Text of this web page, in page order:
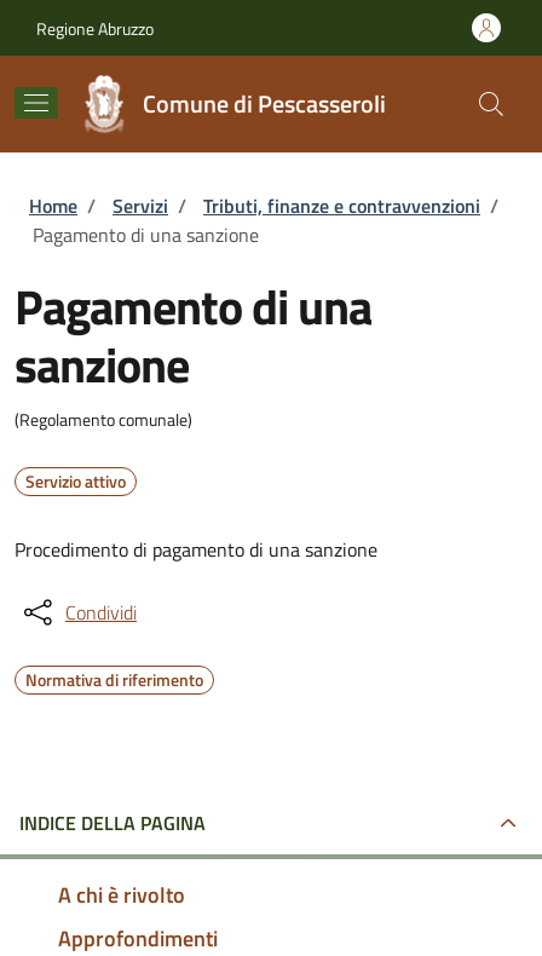
Regione Abruzzo
Comune di Pescasseroli
Briciole di pane
Home / Servizi / Tributi, finanze e contravvenzioni /
Pagamento di una sanzione
Pagamento di una
sanzione
(Regolamento comunale)
Servizio attivo
Procedimento di pagamento di una sanzione
Condividi
Normativa di riferimento
INDICE DELLA PAGINA
A chi è rivolto
Approfondimenti